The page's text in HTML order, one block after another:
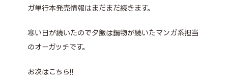
ガ単行本発売情報はまだまだ続きます。
寒い日が続いたので夕飯は鍋物が続いたマンガ系担当
のオーガッチです。
お次はこちら!!